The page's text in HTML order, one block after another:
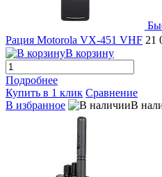
Рация Motorola VX-451 VHF 21
В корзину
Подробнее
Купить в 1 клик Сравнение
В избранное
В